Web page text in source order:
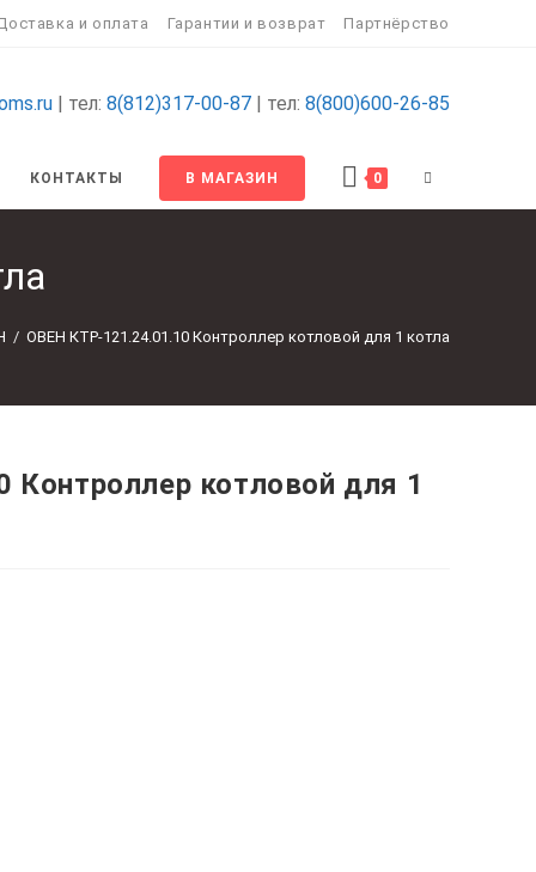
и оплата Гарантии и возврат Партнёрство
| тел: 8(812)317-00-87 | тел: 8(800)600-26-85
КОНТАКТЫ В МАГАЗИН 0
/ ОВЕН КТР-121.24.01.10 Контроллер котловой для 1 котла
котловой для 1